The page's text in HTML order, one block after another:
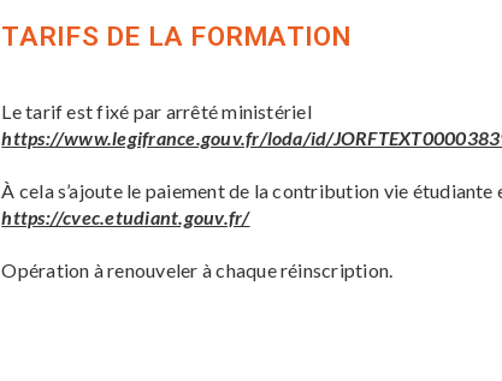
TARIFS DE LA FORMATION
Le tarif est fixé par arrêté ministériel
https://www.legifrance.gouv.fr/loda/id/
À cela s’ajoute le paiement de la contribution vie étudiante
https://cvec.etudiant.gouv.fr/
Opération à renouveler à chaque réinscription.